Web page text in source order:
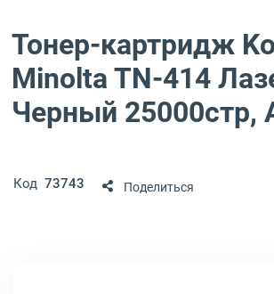
Тонер-картридж
Minolta TN-414
Черный 25000стр,
Код 73743 Поделиться